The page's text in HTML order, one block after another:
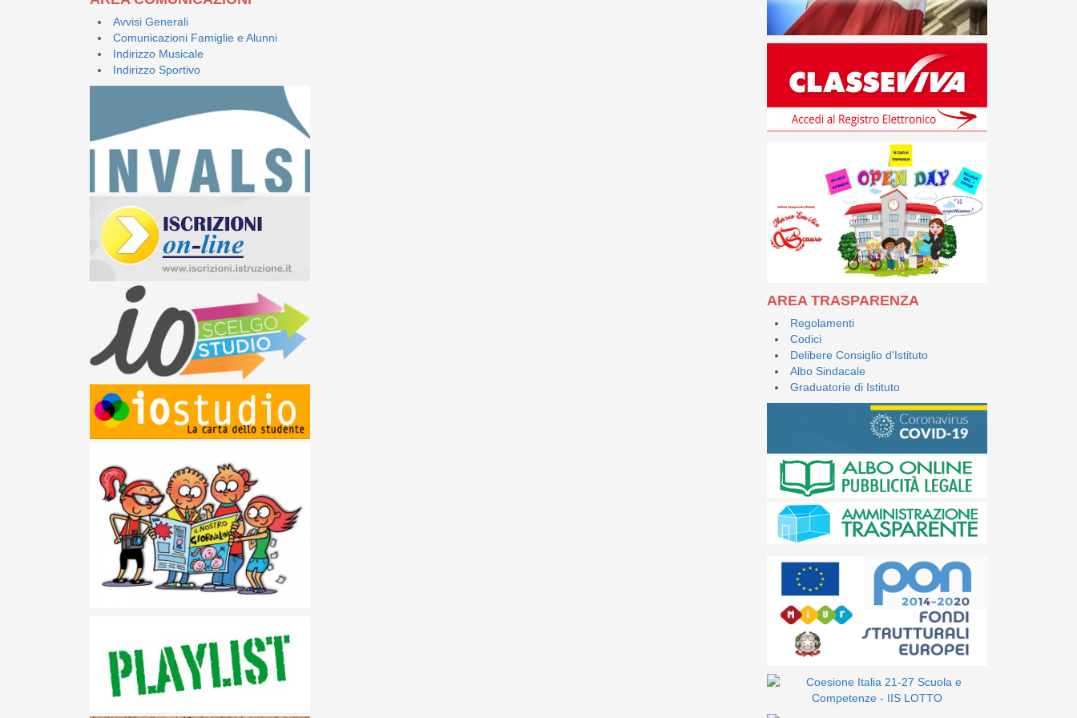
Avvisi Generali
Comunicazioni Famiglie e Alunni
Indirizzo Musicale
Indirizzo Sportivo
AREA TRASPARENZA
Regolamenti
Codici
Delibere Consiglio d'Istituto
Albo Sindacale
Graduatorie di Istituto